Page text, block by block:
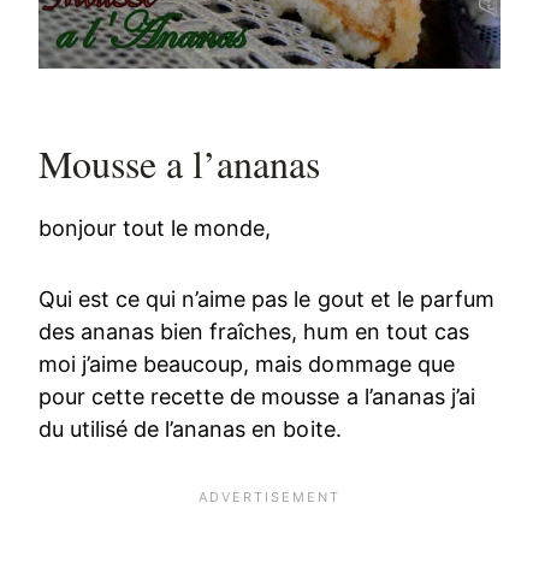
Mousse a l’ananas
bonjour tout le monde,
Qui est ce qui n’aime pas le gout et le parfum
des ananas bien fraîches, hum en tout cas
moi j’aime beaucoup, mais dommage que
pour cette recette de mousse a l’ananas j’ai
du utilisé de l’ananas en boite.